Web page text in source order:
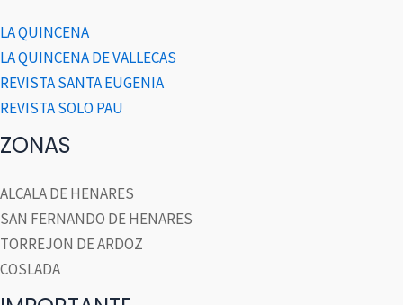
LA QUINCENA
LA QUINCENA DE VALLECAS
REVISTA SANTA EUGENIA
REVISTA SOLO PAU
ZONAS
ALCALA DE HENARES
SAN FERNANDO DE HENARES
TORREJON DE ARDOZ
COSLADA